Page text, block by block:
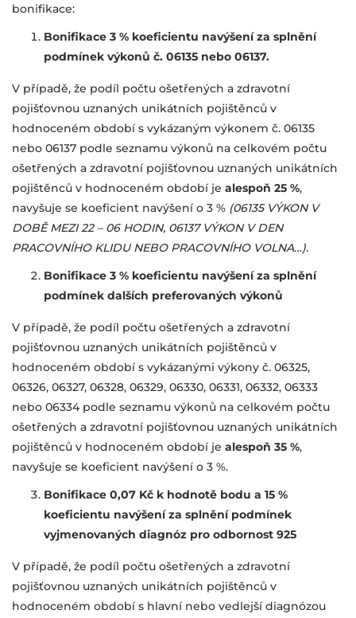
bonifikace:
Bonifikace 3 % koeficientu navýšení za splnění
podmínek výkonů č. 06135 nebo 06137.
V případě, že podíl počtu ošetřených a zdravotní
pojišťovnou uznaných unikátních pojištěnců v
hodnoceném období s vykázaným výkonem č. 06135
nebo 06137 podle seznamu výkonů na celkovém počtu
ošetřených a zdravotní pojišťovnou uznaných unikátních
pojištěnců v hodnoceném období je alespoň 25 %,
navyšuje se koeficient navýšení o 3 % (06135 VÝKON V
DOBĚ MEZI 22 – 06 HODIN, 06137 VÝKON V DEN
PRACOVNÍHO KLIDU NEBO PRACOVNÍHO VOLNA…).
Bonifikace 3 % koeficientu navýšení za splnění
podmínek dalších preferovaných výkonů
V případě, že podíl počtu ošetřených a zdravotní
pojišťovnou uznaných unikátních pojištěnců v
hodnoceném období s vykázanými výkony č. 06325,
06326, 06327, 06328, 06329, 06330, 06331, 06332, 06333
nebo 06334 podle seznamu výkonů na celkovém počtu
ošetřených a zdravotní pojišťovnou uznaných unikátních
pojištěnců v hodnoceném období je alespoň 35 %,
navyšuje se koeficient navýšení o 3 %.
Bonifikace 0,07 Kč k hodnotě bodu a 15 %
koeficientu navýšení za splnění podmínek
vyjmenovaných diagnóz pro odbornost 925
V případě, že podíl počtu ošetřených a zdravotní
pojišťovnou uznaných unikátních pojištěnců v
hodnoceném období s hlavní nebo vedlejší diagnózou